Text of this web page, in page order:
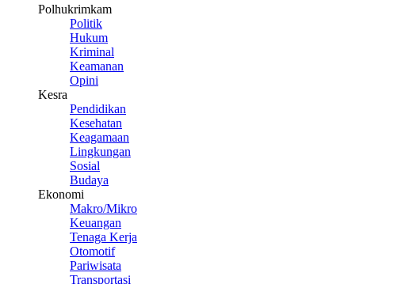
Polhukrimkam
Politik
Hukum
Kriminal
Keamanan
Opini
Kesra
Pendidikan
Kesehatan
Keagamaan
Lingkungan
Sosial
Budaya
Ekonomi
Makro/Mikro
Keuangan
Tenaga Kerja
Otomotif
Pariwisata
Transportasi